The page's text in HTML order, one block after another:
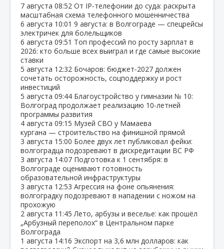
7 августа 08:52 От IP‑телефонии до суда: раскрыта
масштабная схема телефонного мошенничества
6 августа 10:01 9 августа: в Волгограде — спецрейсы
электричек для болельщиков
6 августа 09:51 Топ профессий по росту зарплат в
2026: кто больше всех выиграл и где самые высокие
ставки
5 августа 12:32 Бочаров: бюджет‑2027 должен
сочетать осторожность, соцподдержку и рост
инвестиций
5 августа 09:44 Благоустройство у гимназии № 10:
Волгоград продолжает реализацию 10‑летней
программы развития
4 августа 09:15 Музей СВО у Мамаева
кургана — строительство на финишной прямой
3 августа 15:00 Более двух лет публиковал фейки:
волгоградца подозревают в дискредитации ВС РФ
3 августа 14:07 Подготовка к 1 сентября: в
Волгограде оценивают готовность
образовательной инфраструктуры
3 августа 12:53 Агрессия на фоне опьянения:
волгоградку подозревают в нападении с ножом на
прохожую
2 августа 11:45 Лето, арбузы и веселье: как прошёл
„Арбузный переполох“ в Центральном парке
Волгограда
1 августа 14:16 Экспорт на 3,6 млн долларов: как